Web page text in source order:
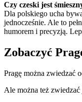
Czy czeski jest
Dla polskiego ucha
jednocześnie. Ale to
humorem i precyzją.
Zobaczyć
Pragę można zwiedzać
Ale można też zwiedzać